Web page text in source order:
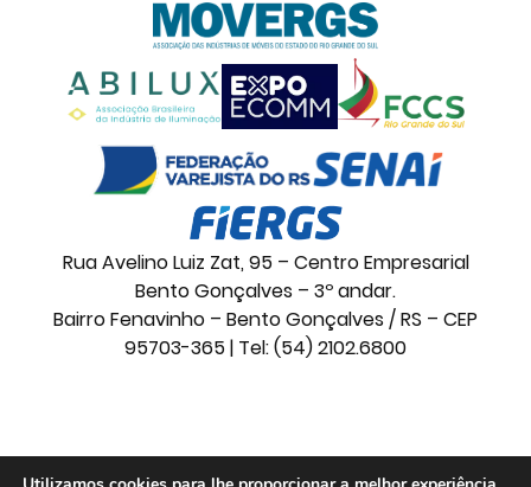
Rua Avelino Luiz Zat, 95 – Centro Empresarial
Bento Gonçalves – 3º andar.
Bairro Fenavinho – Bento Gonçalves / RS – CEP
95703-365 | Tel: (54) 2102.6800
© 2026 Movelsul. Todos os direitos reservados.